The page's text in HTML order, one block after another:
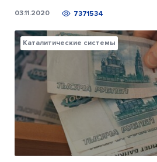
03.11.2020 7371534
Каталитические системы